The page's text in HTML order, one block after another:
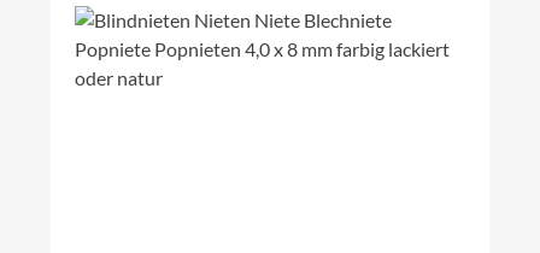
wärmebeständig, witterungsbeständig ist. Enkolit
hat eine ausgezeichnete Haftung auf Dachbahnen,
Beton, Mauerwerk, Metallen, Glas,
Bitumenschweißbahnen, Faserzementplatten und